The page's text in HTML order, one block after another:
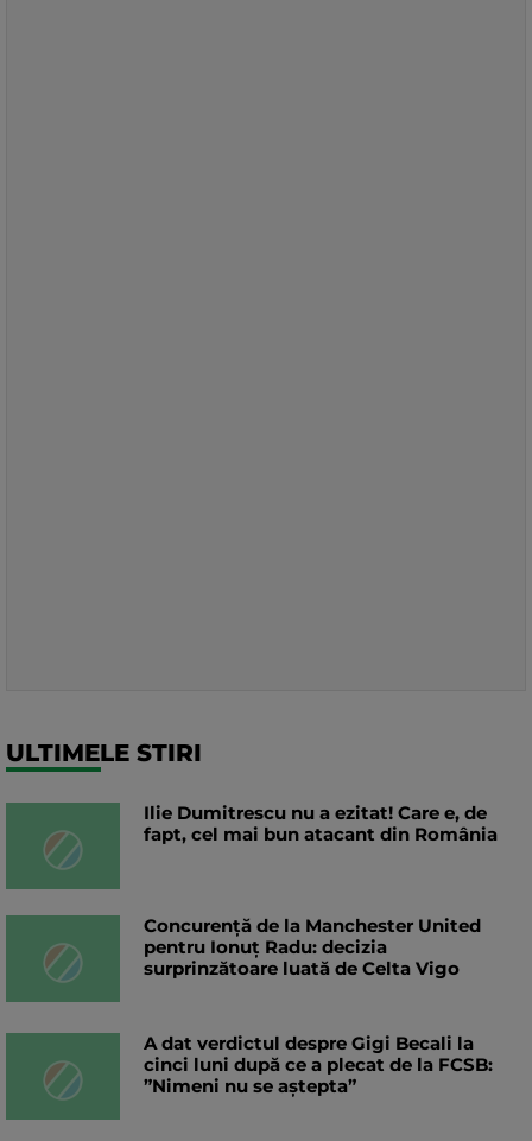
ULTIMELE STIRI
Ilie Dumitrescu nu a ezitat! Care e, de
fapt, cel mai bun atacant din România
Concurență de la Manchester United
pentru Ionuț Radu: decizia
surprinzătoare luată de Celta Vigo
A dat verdictul despre Gigi Becali la
cinci luni după ce a plecat de la FCSB:
”Nimeni nu se aștepta”